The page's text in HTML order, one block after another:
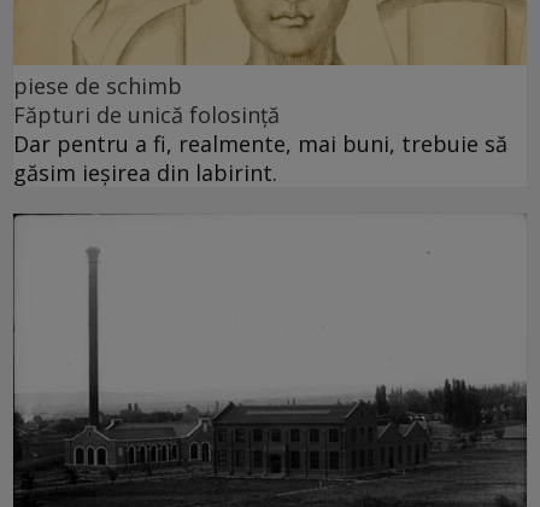
piese de schimb
Făpturi de unică folosință
Dar pentru a fi, realmente, mai buni, trebuie să
găsim ieșirea din labirint.